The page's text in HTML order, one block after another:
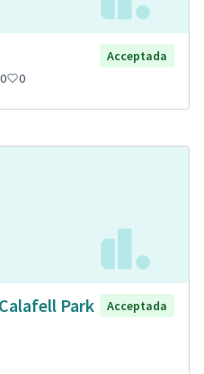
Acceptada
0 0
Park
Acceptada